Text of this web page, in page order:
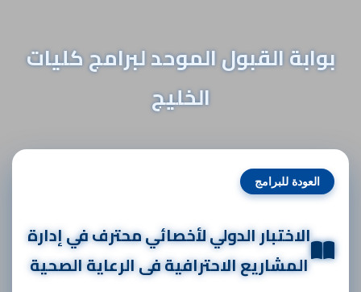
بوابة القبول الموحد لبرامج كليات
الخليج
العودة للبرامج
الاختبار الدولي لأخصائي محترف في إدارة
المشاريع الاحترافية فى الرعاية الصحية